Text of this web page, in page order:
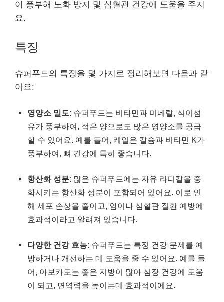
이 풍부해 노화 방지 및 심혈관 건강에 도움을 주지
요.
특징
슈퍼푸드의 특징을 몇 가지로 정리해보면 다음과 같
아요:
영양소 밀도: 슈퍼푸드는 비타민과 미네랄, 식이섬
유가 풍부하여, 적은 양으로도 많은 영양소를 공급
할 수 있어요. 예를 들어, 케일은 칼슘과 비타민 K가
풍부하여, 뼈 건강에 특히 좋습니다.
항산화 성분: 많은 슈퍼푸드에는 자유 라디칼을 중
화시키는 항산화 성분이 포함되어 있어요. 이로 인
해 세포 손상을 줄이고, 암이나 심혈관 질환 예방에
효과적이라고 알려져 있습니다.
다양한 건강 효능: 슈퍼푸드는 특정 건강 문제를 예
방하거나 개선하는 데 도움을 줄 수 있어요. 예를 들
어, 아보카도는 좋은 지방이 많아 심장 건강에 도움
이 되고, 면역력을 높이는데 효과적이에요.